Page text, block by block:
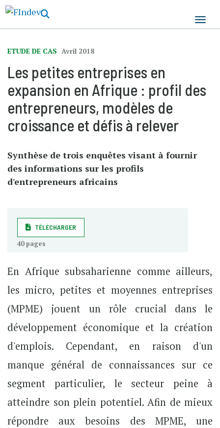
ETUDE DE CAS Avril 2018
Les petites entreprises en
expansion en Afrique : profil des
entrepreneurs, modèles de
croissance et défis à relever
Synthèse de trois enquêtes visant à fournir
des informations sur les profils
d'entrepreneurs africains
TÉLÉCHARGER
40 pages
En Afrique subsaharienne comme ailleurs,
les micro, petites et moyennes entreprises
(MPME) jouent un rôle crucial dans le
développement économique et la création
d'emplois. Cependant, en raison d'un
manque général de connaissances sur ce
segment particulier, le secteur peine à
atteindre son plein potentiel. Afin de mieux
répondre aux besoins des MPME, une